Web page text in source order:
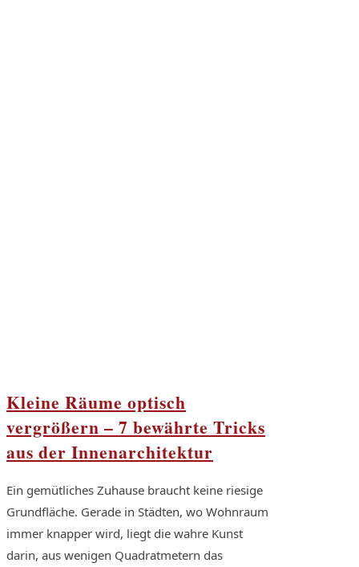
Kleine Räume optisch
vergrößern – 7 bewährte Tricks
aus der Innenarchitektur
Ein gemütliches Zuhause braucht keine riesige
Grundfläche. Gerade in Städten, wo Wohnraum
immer knapper wird, liegt die wahre Kunst
darin, aus wenigen Quadratmetern das